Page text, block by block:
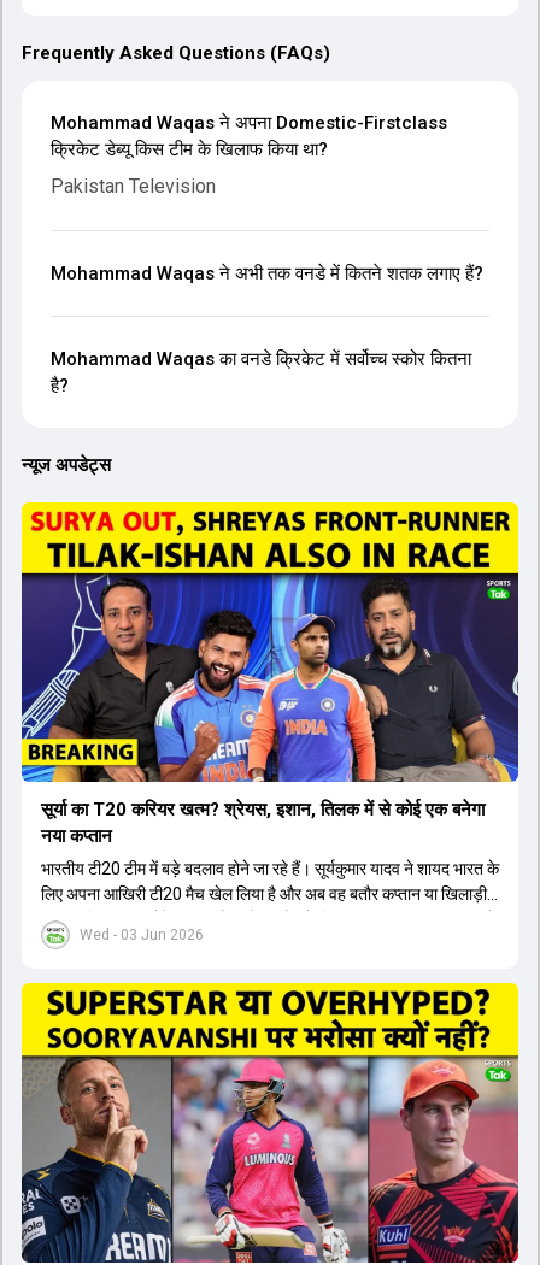
Frequently Asked Questions (FAQs)
Mohammad Waqas ने अपना Domestic-Firstclass
क्रिकेट डेब्यू किस टीम के खिलाफ किया था?
Pakistan Television
Mohammad Waqas ने अभी तक वनडे में कितने शतक लगाए हैं?
Mohammad Waqas का वनडे क्रिकेट में सर्वोच्च स्कोर कितना
है?
न्यूज अपडेट्स
Wed - 03 Jun 2026
सूर्या का T20 करियर खत्म? श्रेयस, इशान, तिलक में से कोई एक बनेगा
नया कप्तान
भारतीय टी20 टीम में बड़े बदलाव होने जा रहे हैं। सूर्यकुमार यादव ने शायद भारत के
लिए अपना आखिरी टी20 मैच खेल लिया है और अब वह बतौर कप्तान या खिलाड़ी
टीम का हिस्सा नहीं होंगे। आयरलैंड और इंग्लैंड के खिलाफ आगामी टी20 सीरीज के
लिए नए कप्तान की तलाश जारी है। इस रेस में श्रेयस अय्यर सबसे आगे चल रहे
पटेल इस रेस में काफी पीछे हैं, जबकि संजू सैमसन और रजत पाटीदार कप्तानी की
दौड़ से बाहर हैं। आगामी सीरीज के लिए वैभव सूर्यवंशी को तीसरे ओपनर के तौर पर
टीम में शामिल किया जाएगा, जबकि अभिषेक शर्मा और संजू सैमसन पहली पसंद
होंगे। इसके अलावा नीतीश रेड्डी को बतौर ऑलराउंडर ज्यादा मौके मिलेंगे। अजीत
अगरकर की अगुवाई वाली चयन समिति और कोच गौतम गंभीर आगामी टी20 वर्ल्ड
कप और 2028 ओलंपिक के लिए लंबी अवधि का विजन लेकर चल रहे हैं।